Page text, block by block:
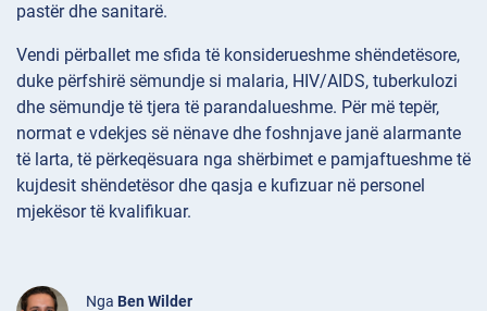
pastër dhe sanitarë.
Vendi përballet me sfida të konsiderueshme shëndetësore,
duke përfshirë sëmundje si malaria, HIV/AIDS, tuberkulozi
dhe sëmundje të tjera të parandalueshme. Për më tepër,
normat e vdekjes së nënave dhe foshnjave janë alarmante
të larta, të përkeqësuara nga shërbimet e pamjaftueshme të
kujdesit shëndetësor dhe qasja e kufizuar në personel
mjekësor të kvalifikuar.
Nga Ben Wilder